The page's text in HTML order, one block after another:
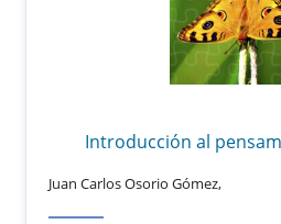
Introducción al
Juan Carlos Osorio Gómez,